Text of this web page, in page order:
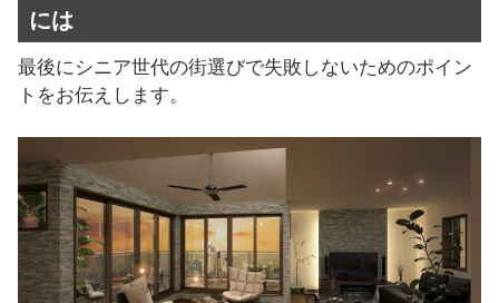
には
最後にシニア世代の街選びで失敗しないためのポイン
トをお伝えします。